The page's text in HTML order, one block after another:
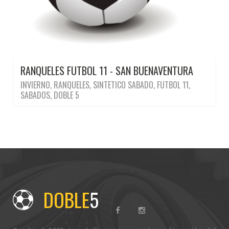
RANQUELES FUTBOL 11 - SAN BUENAVENTURA
INVIERNO, RANQUELES, SINTETICO SABADO, FUTBOL 11,
SABADOS, DOBLE 5
DOBLE5